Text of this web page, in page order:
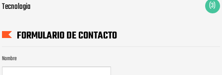
Tecnologia (3)
FORMULARIO DE CONTACTO
Nombre